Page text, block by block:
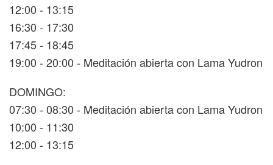
12:00 - 13:15
16:30 - 17:30
17:45 - 18:45
19:00 - 20:00 - Meditación abierta con Lama Yudron
DOMINGO:
07:30 - 08:30 - Meditación abierta con Lama Yudron
10:00 - 11:30
12:00 - 13:15